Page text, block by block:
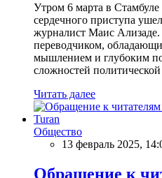
Утром 6 марта в Стамбуле
сердечного приступа
журналист Маис
переводчиком,
мышлением и глубоким
сложностей
Читать далее
Общество
13 февраль 2025,
Обращение к